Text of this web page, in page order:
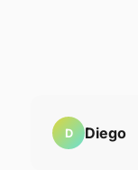
D Diego